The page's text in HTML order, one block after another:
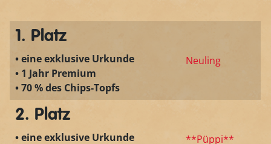
1. Platz
• eine exklusive Urkunde
• 1 Jahr Premium
• 70 % des Chips-Topfs
Neuling
2. Platz
• eine exklusive Urkunde
**Püppi**